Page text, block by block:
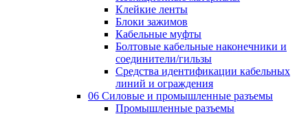
Клейкие ленты
Блоки зажимов
Кабельные муфты
Болтовые кабельные наконечники и
соединители/гильзы
Средства идентификации кабельных
линий и ограждения
06 Силовые и промышленные разъемы
Промышленные разъемы